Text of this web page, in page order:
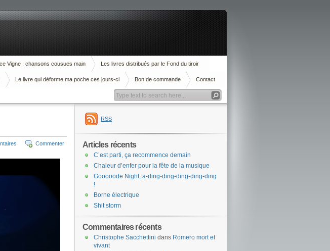
Vigne : chansons cousues main Les livres distribués par le Fond du tiroir
Le livre qui déforme ma poche ces jours-ci Bon de commande Contact
Commenter
RSS
Articles récents
C’est parti, ça recommence demain
Chaleur d’enfer pour la fête de la musique
Gooooode Night, a-ding-ding-ding-ding-ding
!
Borne électrique
Shit storm
Commentaires récents
Christophe Sacchettini dans Romero mort et
vivant